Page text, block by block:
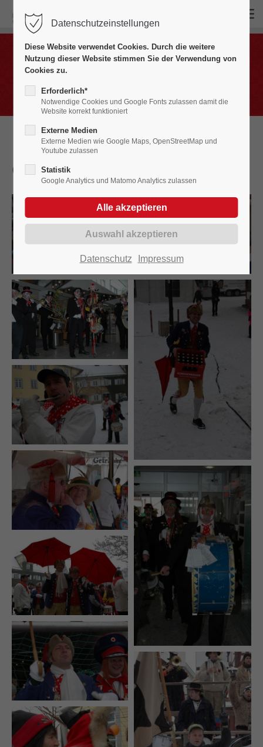
Login
Benutzername
Anmelden
Register|Lost your password?
Support
Lorem ipsum dolor sit amet:
24h/ 365days
We offer support for our customers
Mon - Fri 8:00am - 5:00pm(GMT +1)
Get in touch
Cybersteel Inc.
376-293 City Road, Suite 600
San Francisco, CA 94102
Have any questions?
+44 1234 567 890
Drop us a line
info@yourdomain.com
About us
Lorem ipsum dolor sit amet, consectetuer
adipiscing elit.
Aenean commodo ligula eget dolor. Aenean
massa. Cum sociis natoque penatibus et magnis
dis parturient montes, nascetur ridiculus mus.
Donec quam felis, ultricies nec.
Bildergalerien
Gompiga Donnstig
Datenschutzeinstellungen
Diese Website verwendet Cookies. Durch die weitere
Nutzung dieser Website stimmen Sie der Verwendung von
Cookies zu.
Erforderlich*
Notwendige Cookies und Google Fonts zulassen damit die
Website korrekt funktioniert
Externe Medien
Externe Medien wie Google Maps, OpenStreetMap und
Youtube zulassen
Statistik
Google Analytics und Matomo Analytics zulassen
Datenschutz Impressum